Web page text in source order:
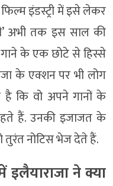
इंडस्ट्री में इसे लेकर
अभी तक इस साल की
के एक छोटे से हिस्से
के एक्शन पर भी लोग
है कि वो अपने गानों के
हैं. उनकी इजाजत के
तुरंत नोटिस भेज देते हैं.
इलैयाराजा ने क्या